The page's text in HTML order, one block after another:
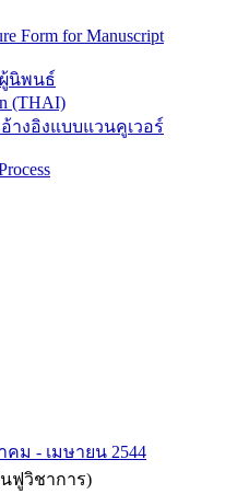
Form for Manuscript
นิพนธ์
(THAI)
างอิงแบบแวนคูเวอร์
คม - เมษายน 2544
นฟูวิชาการ)